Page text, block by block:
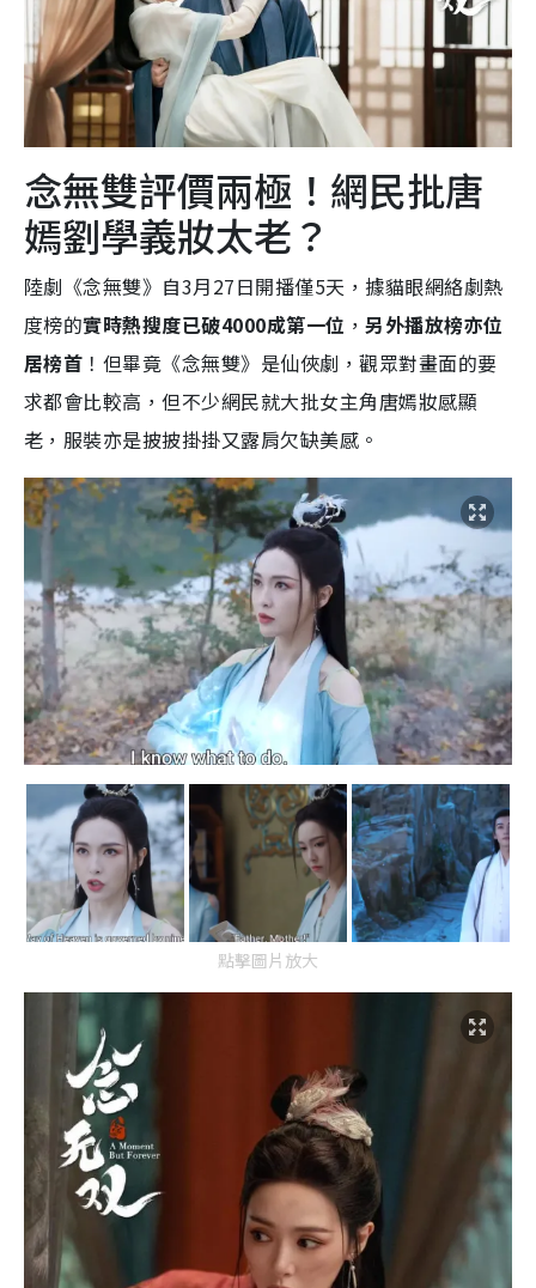
念無雙評價兩極！網民批唐
嫣劉學義妝太老？
陸劇《念無雙》自3月27日開播僅5天，據貓眼網絡劇熱
度榜的實時熱搜度已破4000成第一位 ，另外播放榜亦位
居榜首 ！但畢竟《念無雙》是仙俠劇，觀眾對畫面的要
求都會比較高，但不少網民就大批女主角唐嫣妝感顯
老，服裝亦是披披掛掛又露肩欠缺美感。
點擊圖片放大